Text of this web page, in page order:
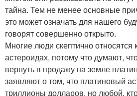
тайна. Тем не менее основные
это может означать для нашего
говорят совершенно открыто.
Многие люди скептично относятся
астероидах, потому что думают,
вернуть в продажу на земле
заявляют о том, что платиновый
триллионы долларов, но любой,